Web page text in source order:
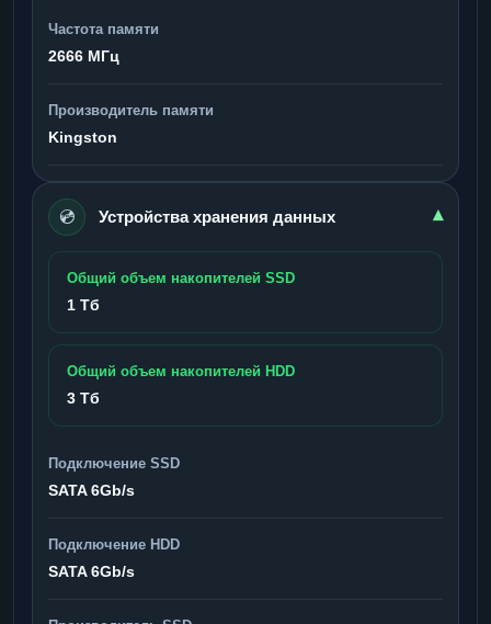
Частота памяти
2666 МГц
Производитель памяти
Kingston
💿 Устройства хранения данных ▾
Общий объем накопителей SSD
1 Тб
Общий объем накопителей HDD
3 Тб
Подключение SSD
SATA 6Gb/s
Подключение HDD
SATA 6Gb/s